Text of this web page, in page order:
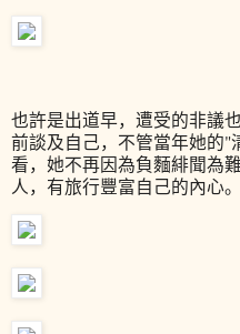
也許是出道早，遭受的非議
前談及自己，不管當年她的"
看，她不再因為負麵緋聞為
人，有旅行豐富自己的內心。